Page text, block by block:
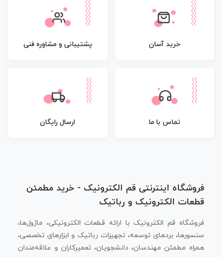
خرید آسان پشتیبانی و مشاوره فنی
تماس با ما ارسال رایگان
فروشگاه اینترنتی قم الکترونیک - خرید مطمئن
قطعات الکترونیک و رباتیک
فروشگاه قم الکترونیک با ارائه قطعات الکترونیکی، ماژول‌ها،
سنسورها، بردهای توسعه، تجهیزات رباتیک و ابزارهای تخصصی،
همراه مطمئن مهندسان، دانشجویان، تعمیرکاران و علاقه‌مندان